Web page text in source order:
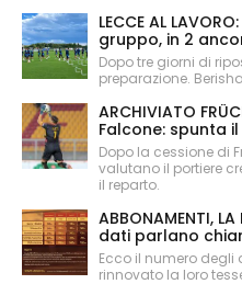
LECCE AL
gruppo, in 2
Dopo tre giorni di
preparazione.
ARCHIVIATO
Falcone: spunta il
Dopo la cessione di
valutano il portiere
il reparto.
ABBONAMENTI,
dati parlano
Ecco il numero
rinnovato la loro